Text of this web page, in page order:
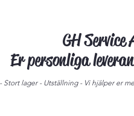
GH
Er personliga
Stort lager - Utställning - Vi hjälper er